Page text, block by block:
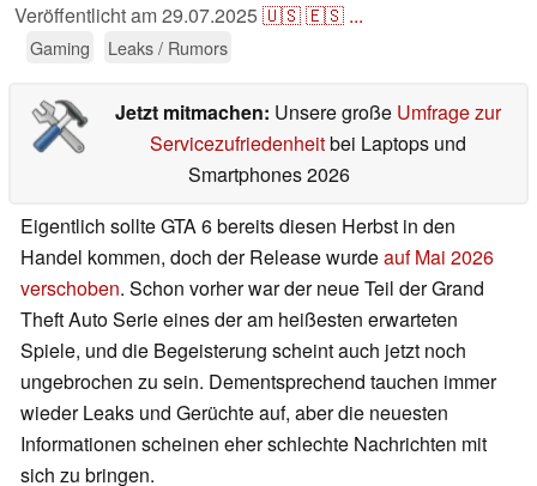
Veröffentlicht am29.07.2025🇺🇸🇪🇸 ...
Gaming Leaks / Rumors
Jetzt mitmachen: Unsere große Umfrage zur
Servicezufriedenheitbei Laptops und
Smartphones 2026
Eigentlich sollte GTA 6 bereits diesen Herbst in den
Handel kommen, doch der Release wurdeauf Mai 2026
verschoben. Schon vorher war der neue Teil der Grand
Theft Auto Serie eines der am heißesten erwarteten
Spiele, und die Begeisterung scheint auch jetzt noch
ungebrochen zu sein. Dementsprechend tauchen immer
wieder Leaks und Gerüchte auf, aber die neuesten
Informationen scheinen eher schlechte Nachrichten mit
sich zu bringen.